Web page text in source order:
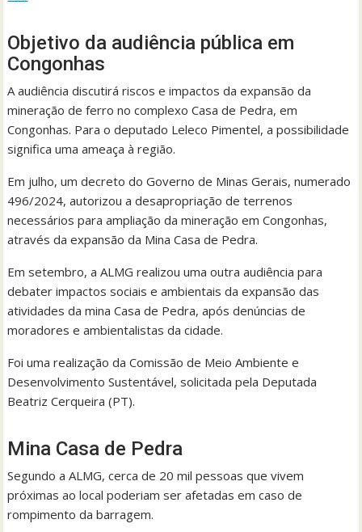
Objetivo da audiência pública em
Congonhas
A audiência discutirá riscos e impactos da expansão da
mineração de ferro no complexo Casa de Pedra, em
Congonhas. Para o deputado Leleco Pimentel, a possibilidade
significa uma ameaça à região.
Em julho, um decreto do Governo de Minas Gerais, numerado
496/2024, autorizou a desapropriação de terrenos
necessários para ampliação da mineração em Congonhas,
através da expansão da Mina Casa de Pedra.
Em setembro, a ALMG realizou uma outra audiência para
debater impactos sociais e ambientais da expansão das
atividades da mina Casa de Pedra, após denúncias de
moradores e ambientalistas da cidade.
Foi uma realização da Comissão de Meio Ambiente e
Desenvolvimento Sustentável, solicitada pela Deputada
Beatriz Cerqueira (PT).
Mina Casa de Pedra
Segundo a ALMG, cerca de 20 mil pessoas que vivem
próximas ao local poderiam ser afetadas em caso de
rompimento da barragem.